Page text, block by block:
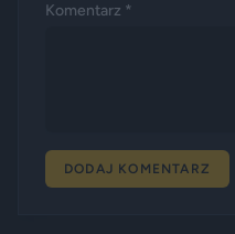
Komentarz *
DODAJ KOMENTARZ